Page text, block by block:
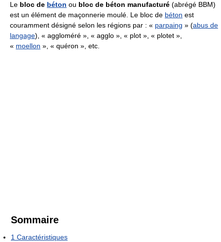
Le bloc de béton ou bloc de béton manufacturé (abrégé BBM)
est un élément de maçonnerie moulé. Le bloc de béton est
couramment désigné selon les régions par : « parpaing » (abus de
langage), « aggloméré », « agglo », « plot », « plotet »,
« moellon », « quéron », etc.
Sommaire
1 Caractéristiques